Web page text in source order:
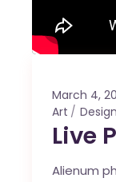
March 4,
Art
Design
Live
Alienum